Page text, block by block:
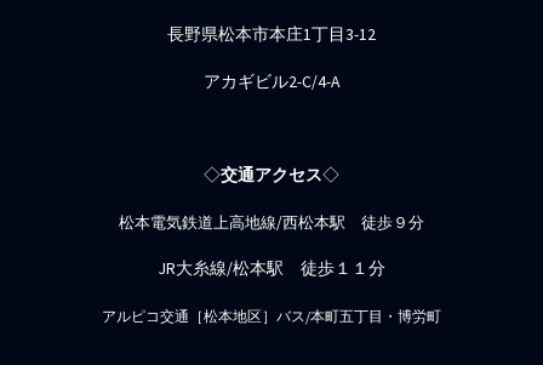
長野県松本市本庄1丁目3-12
アカギビル2-C/4-A
◇交通アクセス◇
松本電気鉄道上高地線/西松本駅 徒歩９分
JR大糸線/松本駅 徒歩１１分
アルピコ交通［松本地区］バス/本町五丁目・博労町